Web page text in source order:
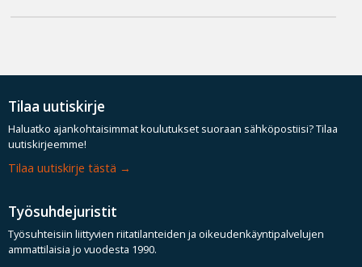
Tilaa uutiskirje
Haluatko ajankohtaisimmat koulutukset suoraan sähköpostiisi? Tilaa
uutiskirjeemme!
Tilaa uutiskirje tästä
Työsuhdejuristit
Työsuhteisiin liittyvien riitatilanteiden ja oikeudenkäyntipalvelujen
ammattilaisia jo vuodesta 1990.